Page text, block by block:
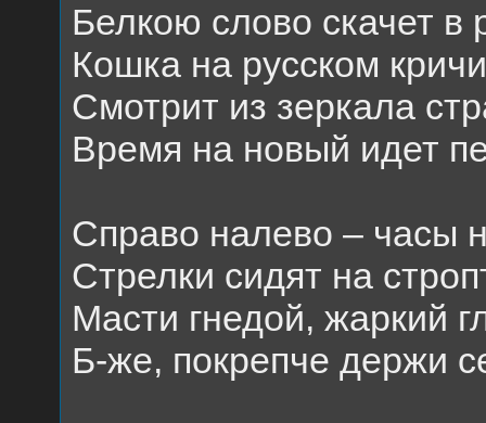
Белкою слово скачет в
Кошка на русском
Смотрит из зеркала
Время на новый идет
Справо налево – часы
Стрелки сидят на
Масти гнедой, жаркий
Б-же, покрепче держи